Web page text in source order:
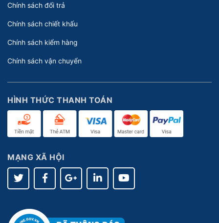
Chính sách đổi trả
Chính sách chiết khấu
Chính sách kiểm hàng
Chính sách vận chuyển
HÌNH THỨC THANH TOÁN
MẠNG XÃ HỘI